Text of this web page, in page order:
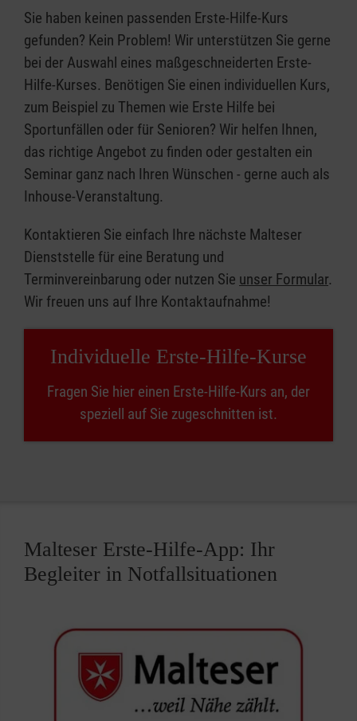
Sie haben keinen passenden Erste-Hilfe-Kurs
gefunden? Kein Problem! Wir unterstützen Sie gerne
bei der Auswahl eines maßgeschneiderten Erste-
Hilfe-Kurses. Benötigen Sie einen individuellen Kurs,
zum Beispiel zu Themen wie Erste Hilfe bei
Sportunfällen oder für Senioren? Wir helfen Ihnen,
das richtige Angebot zu finden oder gestalten ein
Seminar ganz nach Ihren Wünschen - gerne auch als
Inhouse-Veranstaltung.
Kontaktieren Sie einfach Ihre nächste Malteser
Dienststelle für eine Beratung und
Terminvereinbarung oder nutzen Sie unser Formular.
Wir freuen uns auf Ihre Kontaktaufnahme!
Individuelle Erste-Hilfe-Kurse
Fragen Sie hier einen Erste-Hilfe-Kurs an, der
speziell auf Sie zugeschnitten ist.
Malteser Erste-Hilfe-App: Ihr
Begleiter in Notfallsituationen